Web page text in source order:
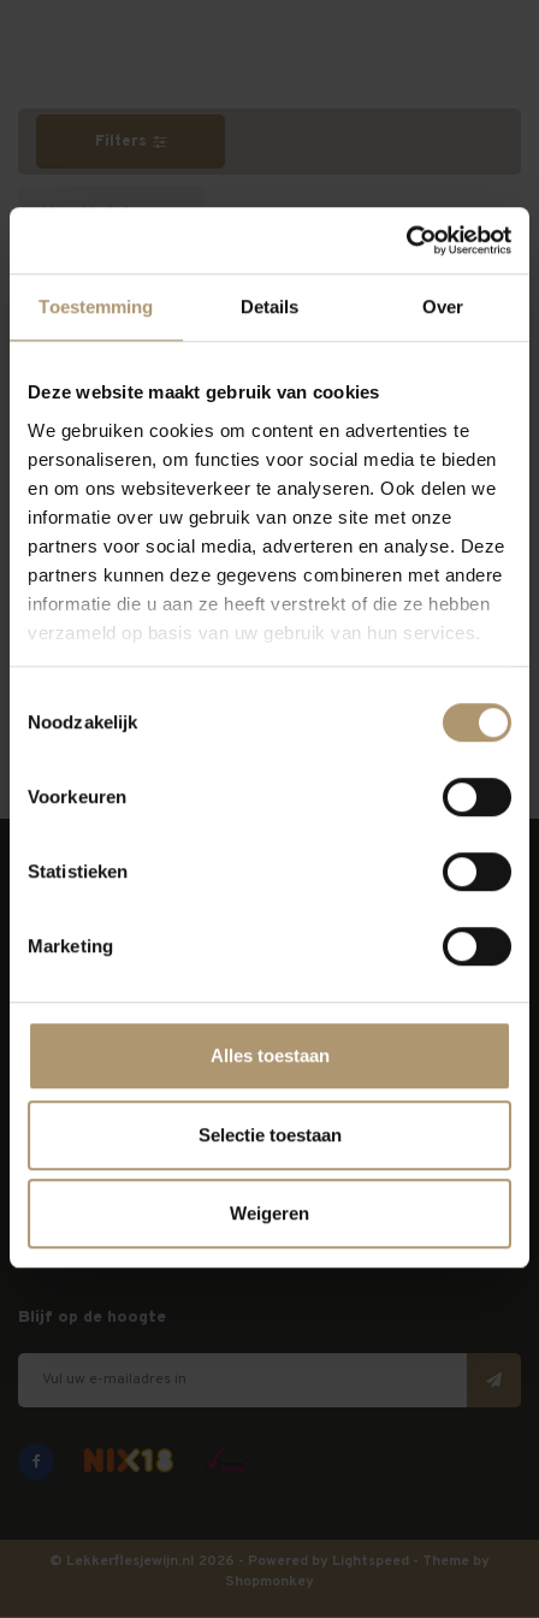
Toestemming Details Over
Deze website maakt gebruik van cookies
We gebruiken cookies om content en advertenties te
personaliseren, om functies voor social media te bieden
en om ons websiteverkeer te analyseren. Ook delen we
informatie over uw gebruik van onze site met onze
partners voor social media, adverteren en analyse. Deze
partners kunnen deze gegevens combineren met andere
informatie die u aan ze heeft verstrekt of die ze hebben
verzameld op basis van uw gebruik van hun services.
Noodzakelijk
Voorkeuren
Statistieken
Marketing
Alles toestaan
Selectie toestaan
Weigeren
Filters
Meest bekeken
Ried Spiegel Kamptal
Reserve
€16,50
Kamptal
€13,95
2431 AE Noorden
Blijf op de hoogte
© Lekkerflesjewijn.nl 2026 - Powered by Lightspeed - Theme by
Shopmonkey